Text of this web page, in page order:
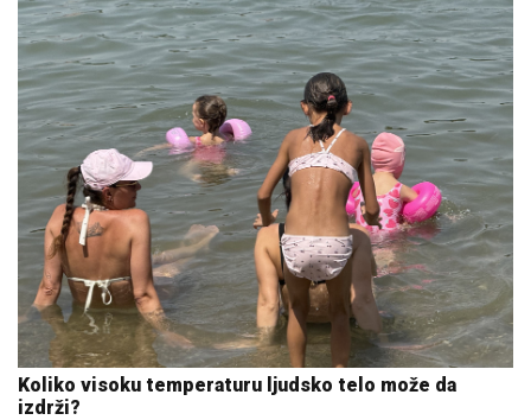
Koliko visoku temperaturu ljudsko telo može da
izdrži?